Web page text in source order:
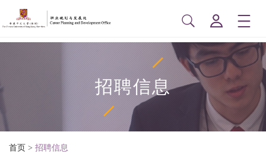
招聘信息
首页 > 招聘信息